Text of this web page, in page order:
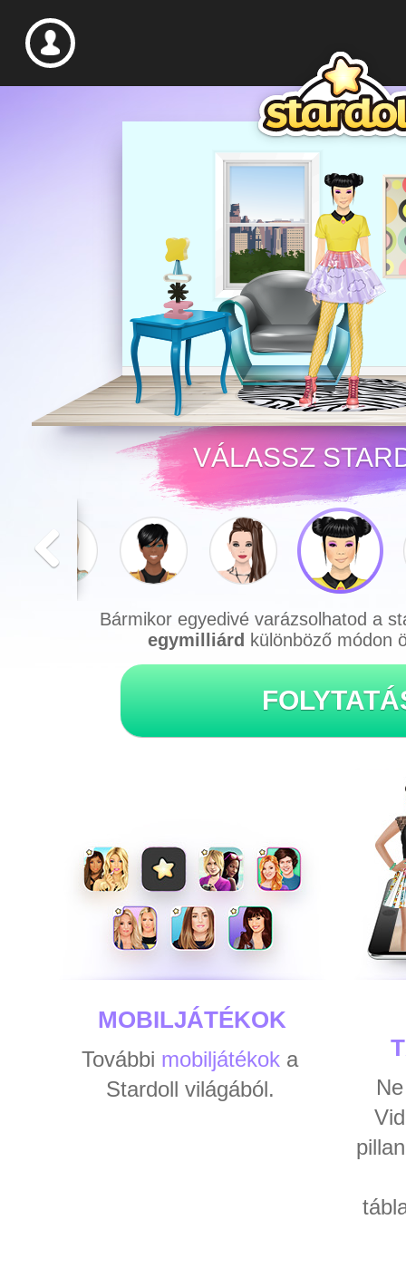
VÁLASSZ
Bármikor egyedivé varázsolhatod a
egymilliárd különböző módon
MOBILJÁTÉKOK
További mobiljátékok a
Stardoll világából.